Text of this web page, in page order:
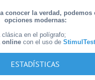
conocer la verdad, podemos
opciones modernas:
clásica en el polígrafo;
online con el uso de StimulTest
ESTADÍSTICAS